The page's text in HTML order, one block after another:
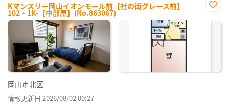
Kマンスリー岡山イオンモール前【社の街グレース前】
102・1K-【中部屋】(No.863067)
に入
岡山市北区
情報更新日 2026/08/02 00:27